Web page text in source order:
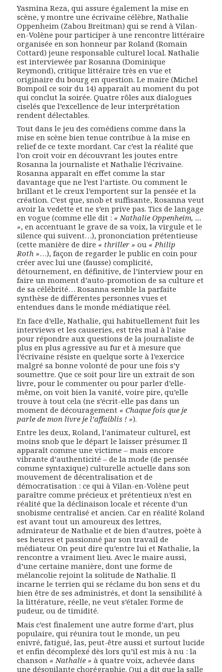
Yasmina Reza, qui assure également la mise en
scène, y montre une écrivaine célèbre, Nathalie
Oppenheim (Zabou Breitman) qui se rend à Vilan-
en-Volène pour participer à une rencontre littéraire
organisée en son honneur par Roland (Romain
Cottard) jeune responsable culturel local. Nathalie
est interviewée par Rosanna (Dominique
Reymond), critique littéraire très en vue et
originaire du bourg en question. Le maire (Michel
Bompoil ce soir du 14) apparaît au moment du pot
qui conclut la soirée. Quatre rôles aux dialogues
ciselés que l’excellence de leur interprétation
rendent délectables.
Tout dans le jeu des comédiens comme dans la
mise en scène bien tenue contribue à la mise en
relief de ce texte mordant. Car c’est la réalité que
l’on croit voir en découvrant les joutes entre
Rosanna la journaliste et Nathalie l’écrivaine.
Rosanna apparaît en effet comme la star
davantage que ne l’est l’artiste. Ou comment le
brillant et le creux l’emportent sur la pensée et la
création. C’est que, snob et suffisante, Rosanna veut
avoir la vedette et ne s’en prive pas. Tics de langage
en vogue (comme elle dit : « Nathalie Oppenheim, …
», en accentuant le grave de sa voix, la virgule et le
silence qui suivent…), prononciation prétentieuse
(cette manière de dire « thriller » ou « Philip
Roth »…), façon de regarder le public en coin pour
créer avec lui une (fausse) complicité,
détournement, en définitive, de l’interview pour en
faire un moment d’auto-promotion de sa culture et
de sa célébrité… Rosanna semble la parfaite
synthèse de différentes personnes vues et
entendues dans le monde médiatique réel.
En face d’elle, Nathalie, qui habituellement fuit les
interviews et les causeries, est très mal à l’aise
pour répondre aux questions de la journaliste de
plus en plus agressive au fur et à mesure que
l’écrivaine résiste en quelque sorte à l’exercice
malgré sa bonne volonté de pour une fois s’y
soumettre. Que ce soit pour lire un extrait de son
livre, pour le commenter ou pour parler d’elle-
même, on voit bien la vanité, voire pire, qu’elle
trouve à tout cela (ne s’écrit-elle pas dans un
moment de découragement « Chaque fois que je
parle de mon livre je l’affaiblis ! »).
Entre les deux, Roland, l’animateur culturel, est
moins snob que le départ le laisser présumer. Il
apparaît comme une victime – mais encore
vibrante d’authenticité – de la mode (de pensée
comme syntaxique) culturelle actuelle dans son
mouvement de décentralisation et de
démocratisation : ce qui à Vilan-en-Volène peut
paraître comme précieux et prétentieux n’est en
réalité que la déclinaison locale et récente d’un
snobisme centralisé et ancien. Car en réalité Roland
est avant tout un amoureux des lettres,
admirateur de Nathalie et de bien d’autres, poète à
ses heures et passionné par son travail de
médiateur. On peut dire qu’entre lui et Nathalie, la
rencontre a vraiment lieu. Avec le maire aussi,
d’une certaine manière, dont une forme de
mélancolie rejoint la solitude de Nathalie. Il
incarne le terrien qui se réclame du bon sens et du
bien être de ses administrés, et dont la sensibilité à
la littérature, réelle, ne veut s’étaler. Forme de
pudeur, ou de timidité.
Mais c’est finalement une autre forme d’art, plus
populaire, qui réunira tout le monde, un peu
enivré, fatigué, las, peut-être aussi et surtout lucide
et enfin décomplexé dès lors qu’il est mis à nu : la
chanson « Nathalie » à quatre voix, achevée dans
une désopilante chorégraphie. Qui a dit que la salle